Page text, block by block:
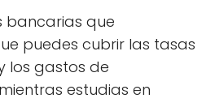
bancarias que
puedes cubrir las tasas
los gastos de
estudias en